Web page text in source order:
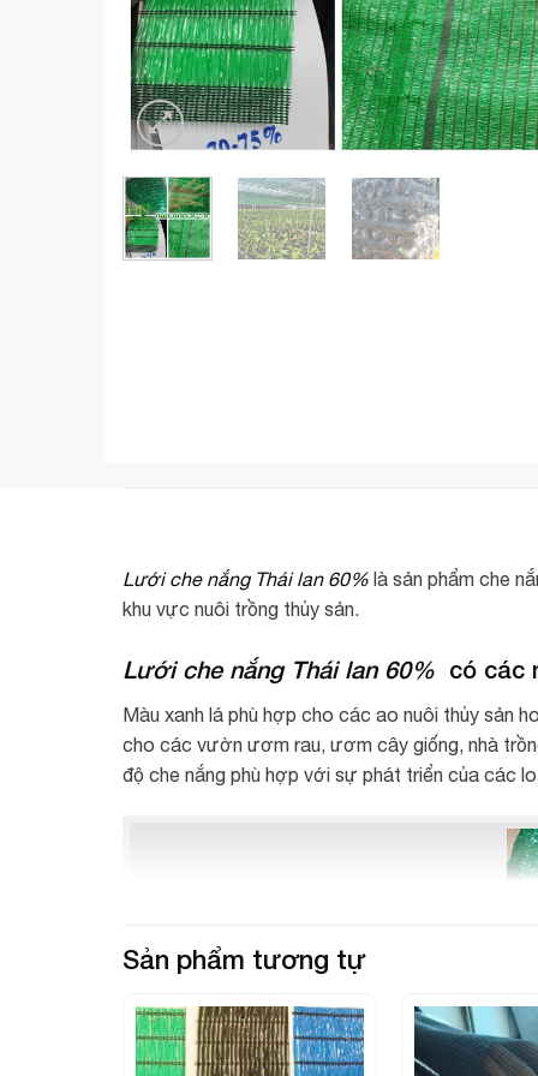
Lưới che nắng Thái lan 60% là sản phẩm che
khu vực nuôi trồng thủy sản.
Lưới che nắng Thái lan 60% có các
Màu xanh lá phù hợp cho các ao nuôi thủy sản
cho các vườn ươm rau, ươm cây giống, nhà
độ che nắng phù hợp với sự phát triển của các
Sản phẩm tương tự